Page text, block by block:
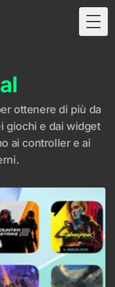
ottenere di più da
giochi e dai widget
ai controller e ai